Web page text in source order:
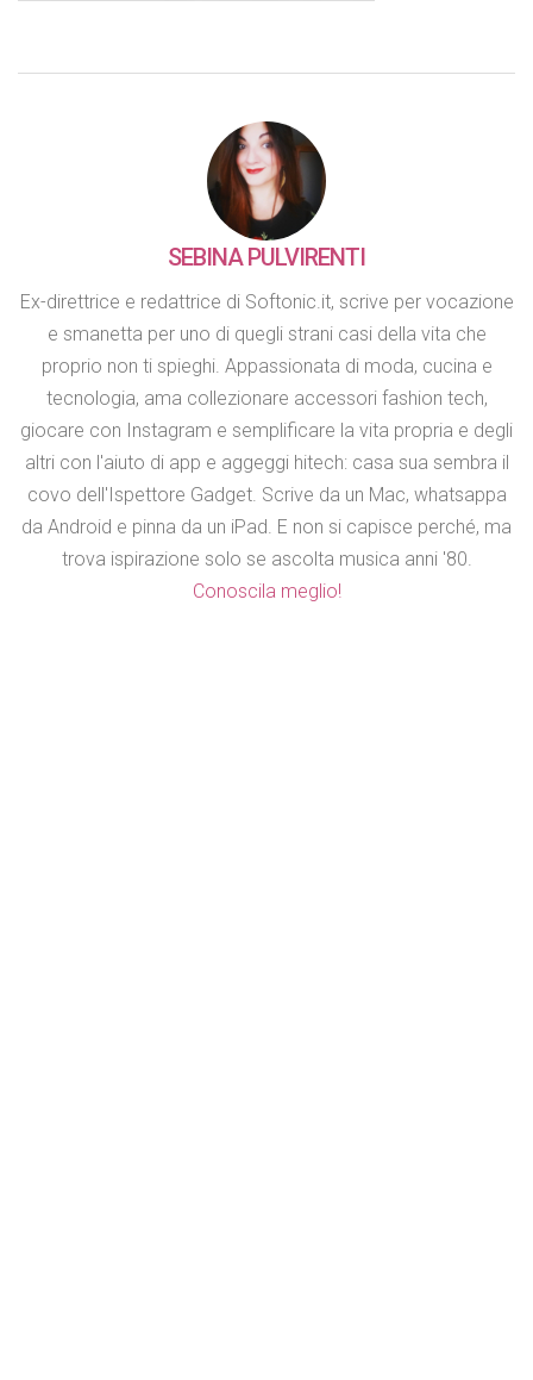
SEBINA PULVIRENTI
Ex-direttrice e redattrice di Softonic.it, scrive per vocazione
e smanetta per uno di quegli strani casi della vita che
proprio non ti spieghi. Appassionata di moda, cucina e
tecnologia, ama collezionare accessori fashion tech,
giocare con Instagram e semplificare la vita propria e degli
altri con l'aiuto di app e aggeggi hitech: casa sua sembra il
covo dell'Ispettore Gadget. Scrive da un Mac, whatsappa
da Android e pinna da un iPad. E non si capisce perché, ma
trova ispirazione solo se ascolta musica anni '80.
Conoscila meglio!